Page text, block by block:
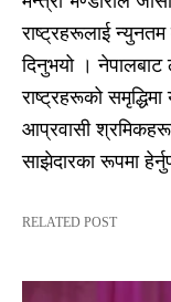
राष्ट्रहरूलाई न्युनतम
दिनुभयो ।
राष्ट्रहरूको
आप्रवासी
साझेदारका रूपमा
RELATED POST